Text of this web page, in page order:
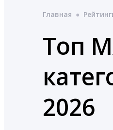
Главная ●
Топ
2026